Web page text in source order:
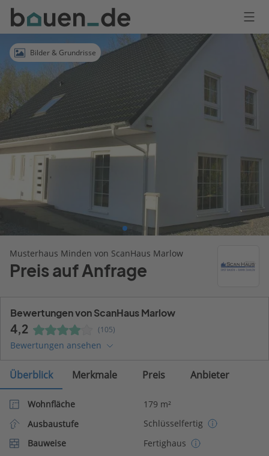
Bauen
Logo
AnmeldenBilder & Grundrisse
Musterhaus Minden von ScanHaus Marlow
Preis auf Anfrage
Bewertungen von ScanHaus Marlow
4,2 (105)
Bewertungen ansehen
Überblick Merkmale Preis Anbieter
Wohnfläche
179 m²
Ausbaustufe
Schlüsselfertig
Bauweise
Fertighaus